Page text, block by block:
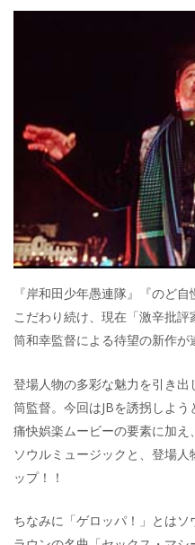
o
k
『岸和田少年愚連隊』『のど
こだわり続け、現在「激辛批
筒和幸監督による待望の新作が
登場人物の多彩な魅力を引き
筒監督。今回はJBを誘拐しよ
痛快娯楽ムービーの要素に加
ソウルミュージックと、登場
ップ！！
ちなみに「ゲロッパ！」とはソ